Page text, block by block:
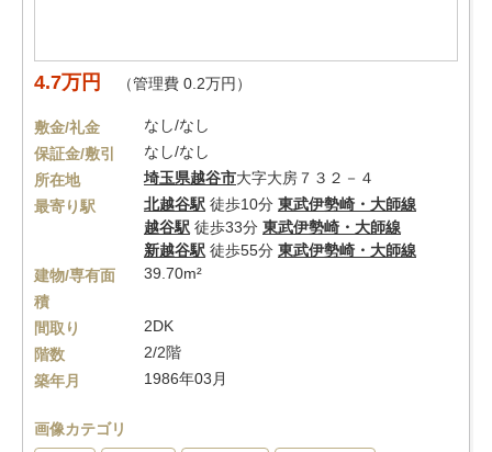
4.7万円 （管理費 0.2万円）
敷金/礼金
なし/なし
保証金/敷引
なし/なし
所在地
埼玉県越谷市大字大房７３２－４
最寄り駅
北越谷駅 徒歩10分 東武伊勢崎・大師線
越谷駅 徒歩33分 東武伊勢崎・大師線
新越谷駅 徒歩55分 東武伊勢崎・大師線
建物/専有面
積
39.70m²
間取り
2DK
階数
2/2階
築年月
1986年03月
画像カテゴリ